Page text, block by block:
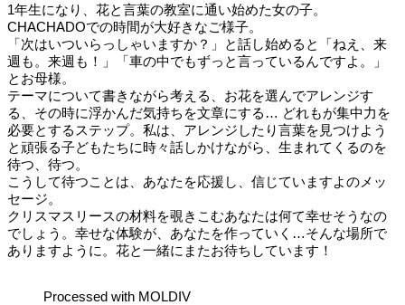
1年生になり、花と言葉の教室に通い始めた女の子。
CHACHADOでの時間が大好きなご様子。
「次はいついらっしゃいますか？」と話し始めると「ねえ、来
週も。来週も！」「車の中でもずっと言っているんですよ。」
とお母様。
テーマについて書きながら考える、お花を選んでアレンジす
る、その時に浮かんだ気持ちを文章にする… どれもが集中力を
必要とするステップ。私は、アレンジしたり言葉を見つけよう
と頑張る子どもたちに時々話しかけながら、生まれてくるのを
待つ、待つ。
こうして待つことは、あなたを応援し、信じていますよのメッ
セージ。
クリスマスリースの材料を覗きこむあなたは何て幸せそうなの
でしょう。幸せな体験が、あなたを作っていく…そんな場所で
ありますように。花と一緒にまたお待ちしています！
Processed with MOLDIV